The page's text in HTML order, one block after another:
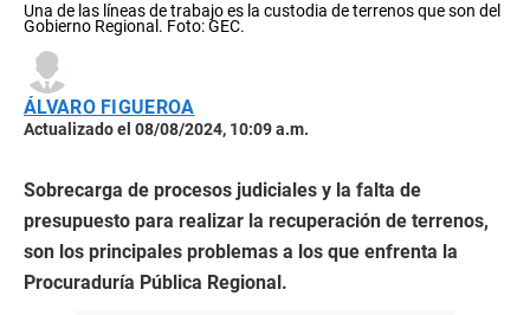
Una de las líneas de trabajo es la custodia de terrenos que son del
Gobierno Regional. Foto: GEC.
ÁLVARO FIGUEROA
Actualizado el 08/08/2024, 10:09 a.m.
Sobrecarga de procesos judiciales y la falta de
presupuesto para realizar la recuperación de terrenos,
son los principales problemas a los que enfrenta la
Procuraduría Pública Regional.